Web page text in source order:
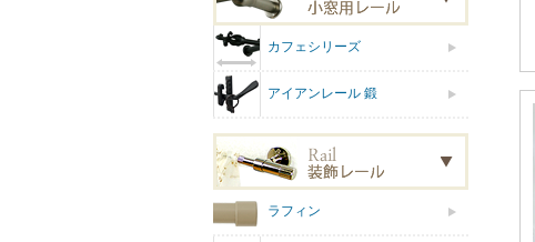
カフェシリーズ
アイアンレール 鍛
ラフィン